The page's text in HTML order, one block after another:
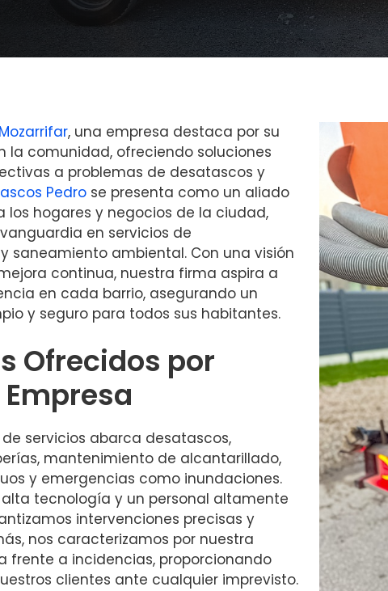
, una empresa destaca por su
la comunidad, ofreciendo soluciones
a problemas de desatascos y
Pedro se presenta como un aliado
los hogares y negocios de la ciudad,
en servicios de
saneamiento ambiental. Con una visión
continua, nuestra firma aspira a
en cada barrio, asegurando un
y seguro para todos sus habitantes.
Ofrecidos por
servicios abarca desatascos,
mantenimiento de alcantarillado,
y emergencias como inundaciones.
tecnología y un personal altamente
intervenciones precisas y
nos caracterizamos por nuestra
frente a incidencias, proporcionando
clientes ante cualquier imprevisto.